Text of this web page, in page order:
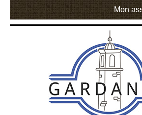
Mon
Annuaire
Actualités